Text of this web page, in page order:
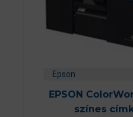
Epson
EPSON
színes